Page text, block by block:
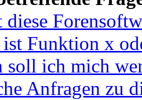
diese
Funktion x
soll ich mich
Anfragen zu